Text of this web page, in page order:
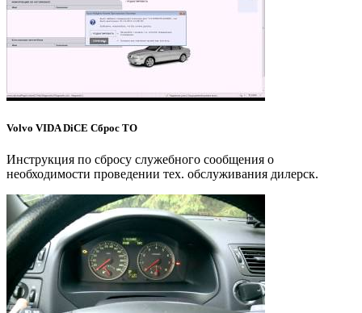
Volvo VIDA DiCE Сброс ТО
Инструкция по сбросу служебного сообщения о
необходимости проведении тех. обслуживания дилерск.